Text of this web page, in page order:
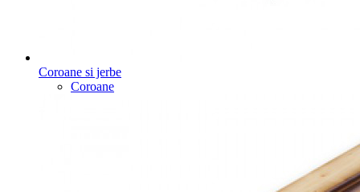
Coroane si jerbe
Coroane